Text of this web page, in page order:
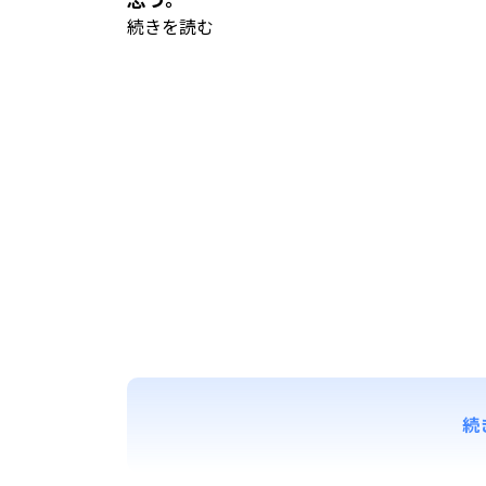
続きを読む
続